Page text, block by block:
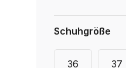
Schuhgröße
36 37